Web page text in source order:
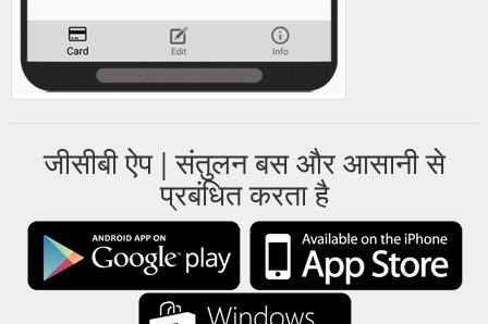
जीसीबी ऐप | संतुलन बस और आसानी से
प्रबंधित करता है